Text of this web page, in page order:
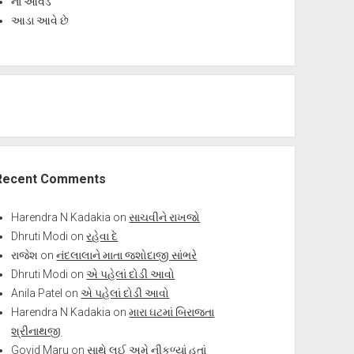
આડા આવે છે
Comments
Harendra N Kadakia onસાચવીને રાખજો
Dhruti Modi onરહેવા દે
રાજેશ onનંદલાલાને માતા જશોદાજી સાંભરે
Dhruti Modi onએ પહેલાં દોડી આવો
Anila Patel onએ પહેલાં દોડી આવો
Harendra N Kadakia onમારા ઘટમાં બિરાજતા
શ્રીનાથજી
Govid Maru onસાથે લઈ અમે નીકળ્યાં હતાં